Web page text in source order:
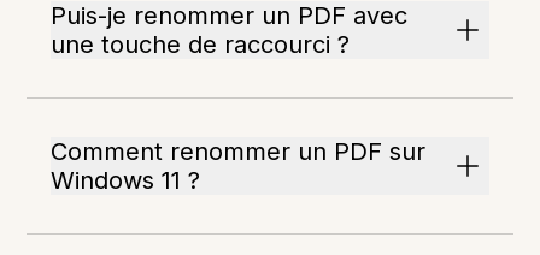
Puis-je renommer un PDF avec
une touche de raccourci ?
Comment renommer un PDF sur
Windows 11 ?